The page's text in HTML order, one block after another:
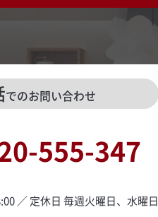
でのお問い合わせ
555-347
／ 定休日 毎週火曜日、水曜日